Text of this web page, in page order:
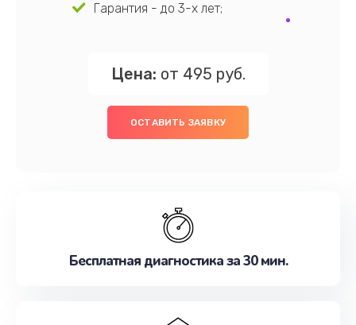
Гарантия - до 3-х лет;
Цена: от 495 руб.
ОСТАВИТЬ ЗАЯВКУ
Бесплатная диагностика за 30 мин.